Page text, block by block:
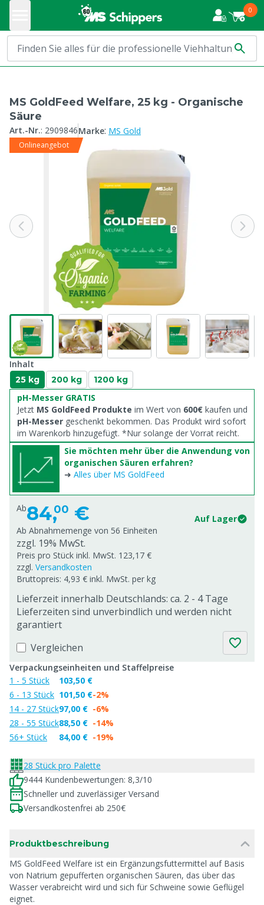
0
MS GoldFeed Welfare, 25 kg - Organische
Säure
Art.-Nr.: 2909846Marke: MS Gold
Onlineangebot
Inhalt
25 kg 200 kg 1200 kg
pH-Messer GRATIS
Jetzt MS GoldFeed Produkte im Wert von 600€ kaufen und
pH-Messer geschenkt bekommen. Das Produkt wird sofort
im Warenkorb hinzugefügt. *Nur solange der Vorrat reicht.
Sie möchten mehr über die Anwendung von
organischen Säuren erfahren?
➜ Alles über MS GoldFeed
Ab84,00 €
Auf Lager
Ab Abnahmemenge von 56 Einheiten
zzgl. 19% MwSt.
Preis pro Stück inkl. MwSt. 123,17 €
zzgl. Versandkosten
Bruttopreis: 4,93 € inkl. MwSt. per kg
Lieferzeit innerhalb Deutschlands: ca. 2 - 4 Tage
Lieferzeiten sind unverbindlich und werden nicht
garantiert
Vergleichen
Verpackungseinheiten und Staffelpreise
1 - 5 Stück
6 - 13 Stück
14 - 27 Stück
28 - 55 Stück
56+ Stück
103,50 €
101,50 €
97,00 €
88,50 €
84,00 €
-2%
-6%
-14%
-19%
28 Stück pro Palette
9444 Kundenbewertungen: 8,3/10
Schneller und zuverlässiger Versand
Versandkostenfrei ab 250€
Produktbeschreibung
MS GoldFeed Welfare ist ein Ergänzungsfuttermittel auf Basis
von Natrium gepufferten organischen Säuren, das über das
Wasser verabreicht wird und sich für Schweine sowie Geflügel
eignet.